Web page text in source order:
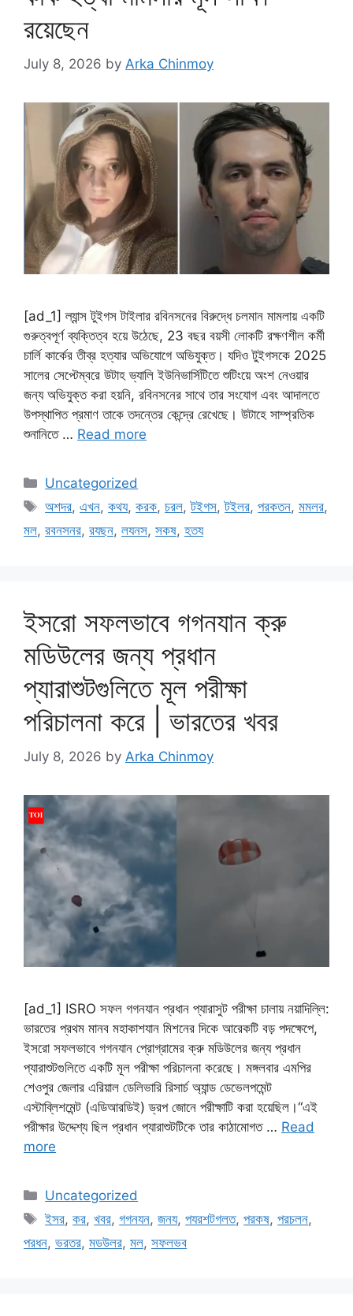
রয়েছেন
July 8, 2026 by Arka Chinmoy
[ad_1] ল্যান্স টুইগস টাইলার রবিনসনের বিরুদ্ধে চলমান মামলায় একটি
গুরুত্বপূর্ণ ব্যক্তিত্ব হয়ে উঠেছে, 23 বছর বয়সী লোকটি রক্ষণশীল কর্মী
চার্লি কার্কের তীব্র হত্যার অভিযোগে অভিযুক্ত। যদিও টুইগসকে 2025
সালের সেপ্টেম্বরে উটাহ ভ্যালি ইউনিভার্সিটিতে শুটিংয়ে অংশ নেওয়ার
জন্য অভিযুক্ত করা হয়নি, রবিনসনের সাথে তার সংযোগ এবং আদালতে
উপস্থাপিত প্রমাণ তাকে তদন্তের কেন্দ্রে রেখেছে। উটাহে সাম্প্রতিক
শুনানিতে … Read more
Categories
Uncategorized
Tags
অশদর,এখন,কথয,করক,চরল,টইগস,টইলর,পরকতন,মমলর,
মল, রবনসনর, রযছন, লযনস, সকষ, হতয
ইসরো সফলভাবে গগনযান ক্রু
মডিউলের জন্য প্রধান
প্যারাশুটগুলিতে মূল পরীক্ষা
পরিচালনা করে | ভারতের খবর
July 8, 2026 by Arka Chinmoy
[ad_1] ISRO সফল গগনযান প্রধান প্যারাসুট পরীক্ষা চালায় নয়াদিল্লি:
ভারতের প্রথম মানব মহাকাশযান মিশনের দিকে আরেকটি বড় পদক্ষেপে,
ইসরো সফলভাবে গগনযান প্রোগ্রামের ক্রু মডিউলের জন্য প্রধান
প্যারাশুটগুলিতে একটি মূল পরীক্ষা পরিচালনা করেছে। মঙ্গলবার এমপির
শেওপুর জেলার এরিয়াল ডেলিভারি রিসার্চ অ্যান্ড ডেভেলপমেন্ট
এস্টাব্লিশমেন্ট (এডিআরডিই) ড্রপ জোনে পরীক্ষাটি করা হয়েছিল।“এই
পরীক্ষার উদ্দেশ্য ছিল প্রধান প্যারাশুটটিকে তার কাঠামোগত … Read
more
Categories
Uncategorized
Tags
ইসর,কর,খবর,গগনযন,জনয,পযরশটগলত,পরকষ,পরচলন,
পরধন, ভরতর, মডউলর, মল, সফলভব